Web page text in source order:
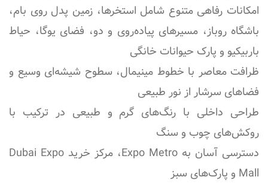
امکانات رفاهی متنوع شامل استخرها، زمین پدل روی بام،
باشگاه روباز، مسیرهای پیاده‌روی و دو، فضای یوگا، حیاط
باربیکیو و پارک حیوانات خانگی
ظرافت معاصر با خطوط مینیمال، سطوح شیشه‌ای وسیع و
فضاهای سرشار از نور طبیعی
طراحی داخلی با رنگ‌های گرم و طبیعی در ترکیب با
روکش‌های چوب و سنگ
دسترسی آسان به Expo Metro، مرکز خرید Dubai Expo
Mall و پارک‌های سبز